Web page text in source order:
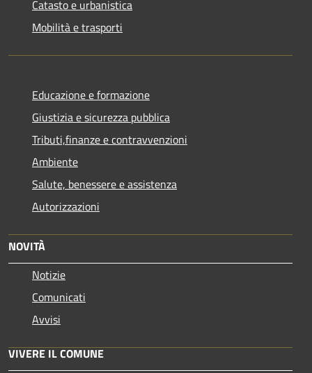
Catasto e urbanistica
Mobilità e trasporti
Educazione e formazione
Giustizia e sicurezza pubblica
Tributi,finanze e contravvenzioni
Ambiente
Salute, benessere e assistenza
Autorizzazioni
NOVITÀ
Notizie
Comunicati
Avvisi
VIVERE IL COMUNE